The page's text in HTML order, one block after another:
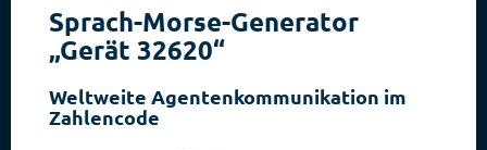
Sprach-Morse-Generator
„Gerät 32620“
Weltweite Agentenkommunikation im
Zahlencode